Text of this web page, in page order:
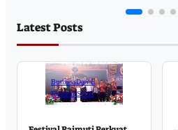
Latest Posts
BusinessDaerah
EkonomiSosial